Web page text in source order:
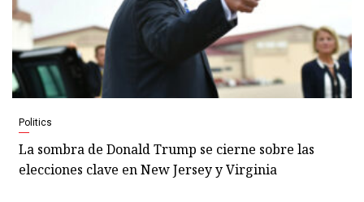
Politics
La sombra de Donald Trump se cierne sobre las
elecciones clave en New Jersey y Virginia